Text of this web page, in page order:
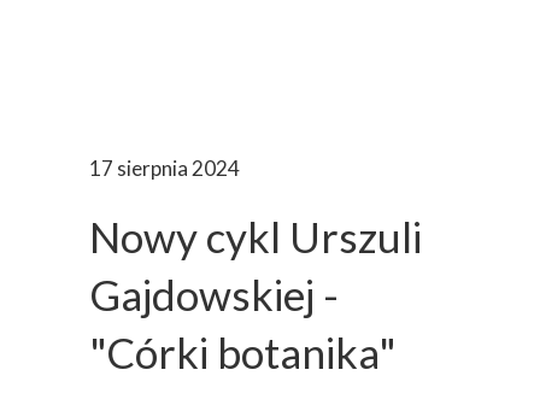
17 sierpnia 2024
Nowy cykl Urszuli
Gajdowskiej -
"Córki botanika"